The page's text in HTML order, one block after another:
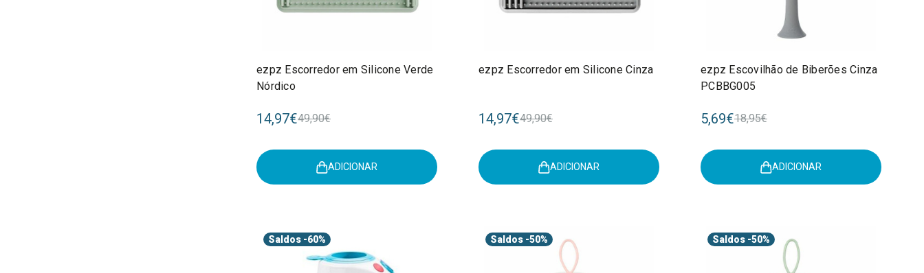
ezpz Escorredor em Silicone Verde
Nórdico
14,97€49,90€
ADICIONAR
ezpz Escorredor em Silicone Cinza
14,97€49,90€
ADICIONAR
ezpz Escovilhão de Biberões Cinza
PCBBG005
5,69€18,95€
ADICIONAR
Saldos -60% Saldos -50% Saldos -50%